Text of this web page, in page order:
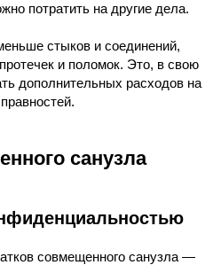
потратить на другие дела.
стыков и соединений,
и поломок. Это, в свою
дополнительных расходов на
санузла
совмещенного санузла —